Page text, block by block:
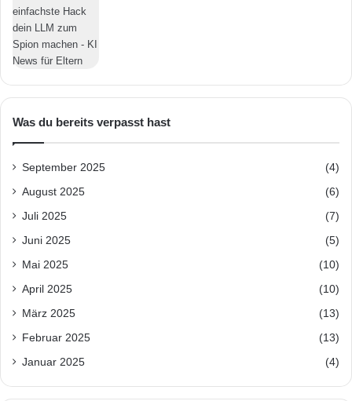
Was du bereits verpasst hast
September 2025 (4)
August 2025 (6)
Juli 2025 (7)
Juni 2025 (5)
Mai 2025 (10)
April 2025 (10)
März 2025 (13)
Februar 2025 (13)
Januar 2025 (4)